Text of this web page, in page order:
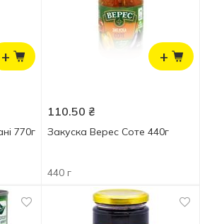
+
770г
+
110.50 ₴
Закуска Верес Соте 440г
440 г